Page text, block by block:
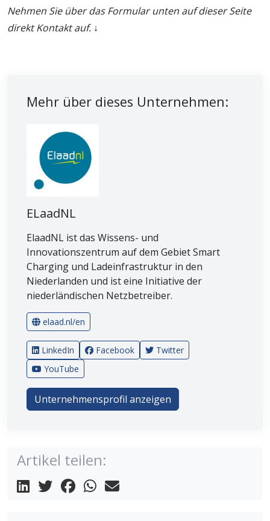
Nehmen Sie über das Formular unten auf dieser Seite
direkt Kontakt auf. ↓
Mehr über dieses Unternehmen:
ELaadNL
ElaadNL ist das Wissens- und
Innovationszentrum auf dem Gebiet Smart
Charging und Ladeinfrastruktur in den
Niederlanden und ist eine Initiative der
niederländischen Netzbetreiber.
elaad.nl/en
LinkedIn Facebook
Twitter
YouTube
Unternehmensprofil anzeigen
Artikel teilen: